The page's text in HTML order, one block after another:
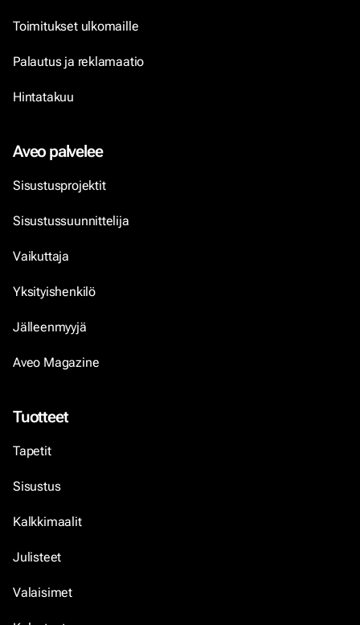
Toimitukset ulkomaille
Palautus ja reklamaatio
Hintatakuu
Aveo palvelee
Sisustusprojektit
Sisustussuunnittelija
Vaikuttaja
Yksityishenkilö
Jälleenmyyjä
Aveo Magazine
Tuotteet
Tapetit
Sisustus
Kalkkimaalit
Julisteet
Valaisimet